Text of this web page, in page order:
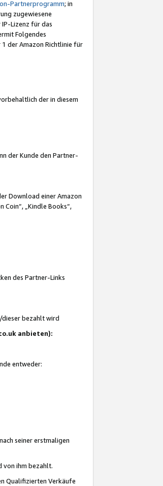
Partnerprogramm; in
zugewiesene
Lizenz für das
Folgendes
der Amazon Richtlinie für
der in diesem
der Kunde den Partner-
Download einer Amazon
Coin“, „Kindle Books“,
des Partner-Links
dieser bezahlt wird
anbieten):
entweder:
seiner erstmaligen
von ihm bezahlt.
Qualifizierten Verkäufe